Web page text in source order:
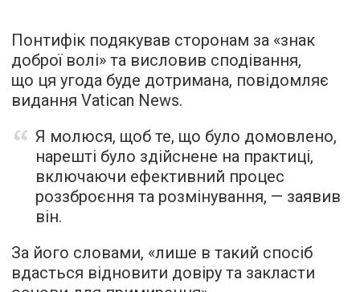
Понтифік подякував сторонам за «знак
доброї волі» та висловив сподівання,
що ця угода буде дотримана, повідомляє
видання Vatican News.
Я молюся, щоб те, що було домовлено,
нарешті було здійснене на практиці,
включаючи ефективний процес
роззброєння та розмінування, — заявив
він.
За його словами, «лише в такий спосіб
вдасться відновити довіру та закласти